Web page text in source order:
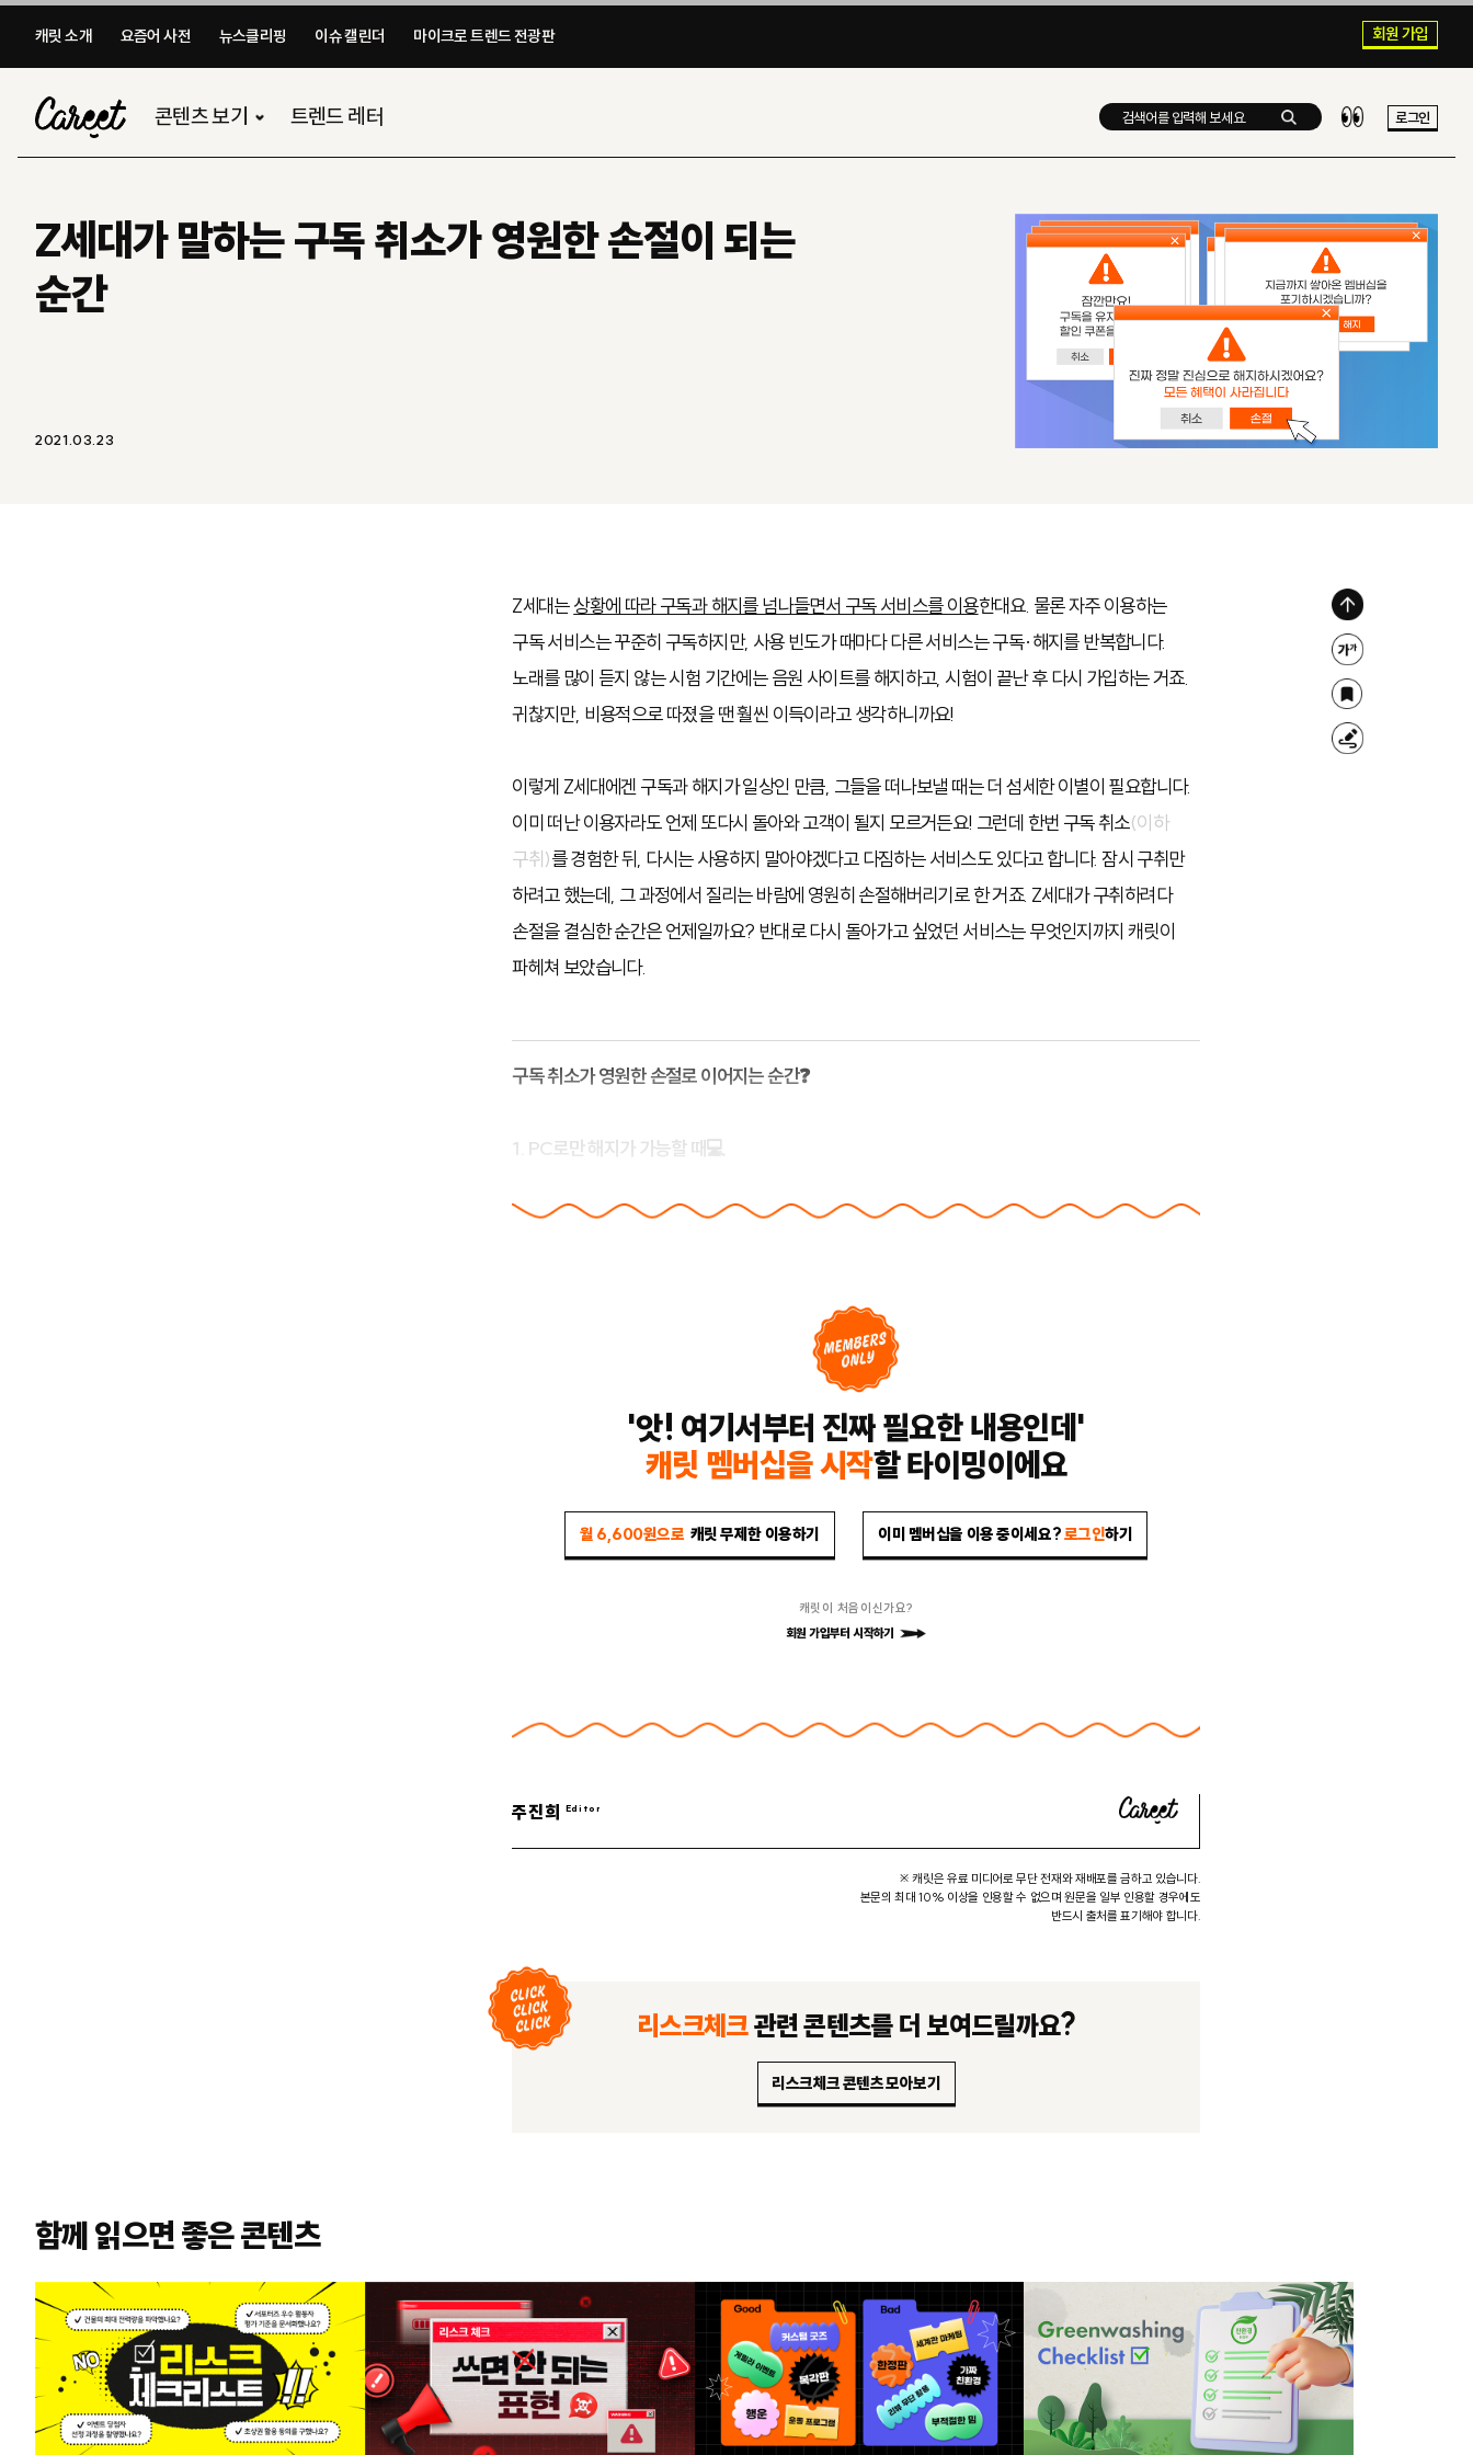
캐릿 소개 요즘어 사전 뉴스클리핑 이슈 캘린더 마이크로 트렌드 전광판​ 회원 가입
콘텐츠 보기 트렌드 레터 로그인
Z세대가 말하는 구독 취소가 영원한 손절이 되는
순간
2021.03.23
Z세대는상황에 따라 구독과 해지를 넘나들면서 구독 서비스를 이용한대요. 물론 자주 이용하는
구독 서비스는 꾸준히 구독하지만, 사용 빈도가 때마다 다른 서비스는 구독·해지를 반복합니다.
노래를 많이 듣지 않는 시험 기간에는 음원 사이트를 해지하고, 시험이 끝난 후 다시 가입하는 거죠.
귀찮지만, 비용적으로 따졌을 땐 훨씬 이득이라고 생각하니까요!
이렇게 Z세대에겐 구독과 해지가 일상인 만큼, 그들을 떠나보낼 때는 더 섬세한 이별이 필요합니다.
이미 떠난 이용자라도 언제 또다시 돌아와 고객이 될지 모르거든요! 그런데 한번 구독 취소(이하
구취)를 경험한 뒤, 다시는 사용하지 말아야겠다고 다짐하는 서비스도 있다고 합니다. 잠시 구취만
하려고 했는데, 그 과정에서 질리는 바람에 영원히 손절해버리기로 한 거죠. Z세대가 구취하려다
손절을 결심한 순간은 언제일까요? 반대로 다시 돌아가고 싶었던 서비스는 무엇인지까지 캐릿이
파헤쳐 보았습니다.
구독 취소가 영원한 손절로 이어지는 순간❓
1. PC로만 해지가 가능할 때💻
'앗! 여기서부터 진짜 필요한 내용인데'
캐릿 멤버십을 시작할 타이밍이에요
월 6,600원으로 캐릿 무제한 이용하기 이미 멤버십을 이용 중이세요?로그인하기
캐릿이 처음이신가요?
회원 가입부터 시작하기
주진희
※ 캐릿은 유료 미디어로 무단 전재와 재배포를 금하고 있습니다.
본문의 최대 10% 이상을 인용할 수 없으며 원문을 일부 인용할 경우에도
반드시 출처를 표기해야 합니다.
리스크체크관련 콘텐츠를 더 보여드릴까요?
리스크체크 콘텐츠 모아보기
위
로
가
기
글
자
크
기
북
마
형
함께 읽으면 좋은 콘텐츠